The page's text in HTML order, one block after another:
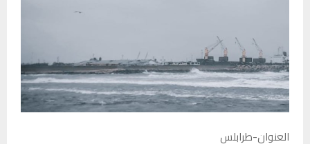
العنوان-طرابلس